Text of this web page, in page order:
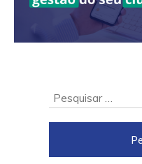
Pesquisar